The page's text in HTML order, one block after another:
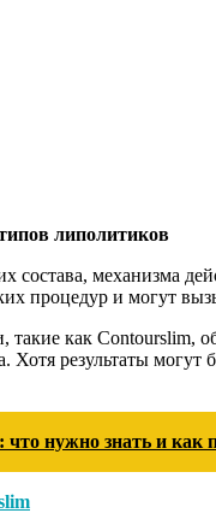
липолитиков
состава, механизма
процедур и могут
как Contourslim,
Хотя результаты
нужно знать и как